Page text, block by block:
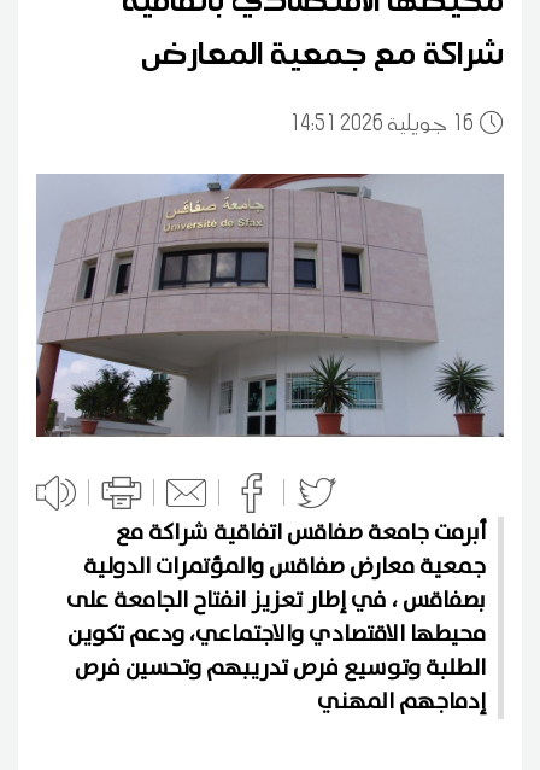
شراكة مع جمعية المعارض
16 14:51 2026 جويلية
أبرمت جامعة صفاقس اتفاقية شراكة مع
جمعية معارض صفاقس والمؤتمرات الدولية
بصفاقس ، في إطار تعزيز انفتاح الجامعة على
محيطها الاقتصادي والاجتماعي، ودعم تكوين
الطلبة وتوسيع فرص تدريبهم وتحسين فرص
إدماجهم المهني